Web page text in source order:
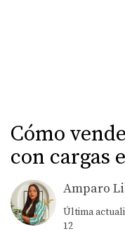
Cómo
con cargas
Amparo
Última
12